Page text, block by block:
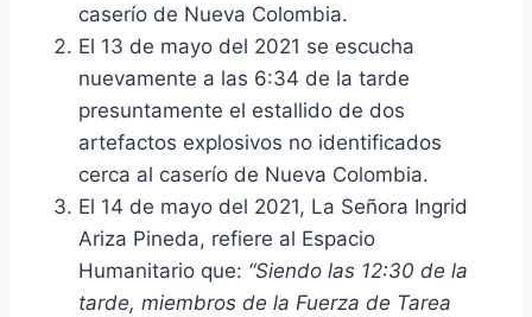
caserío de Nueva Colombia.
El 13 de mayo del 2021 se escucha
nuevamente a las 6:34 de la tarde
presuntamente el estallido de dos
artefactos explosivos no identificados
cerca al caserío de Nueva Colombia.
El 14 de mayo del 2021, La Señora Ingrid
Ariza Pineda, refiere al Espacio
Humanitario que: “Siendo las 12:30 de la
tarde, miembros de la Fuerza de Tarea